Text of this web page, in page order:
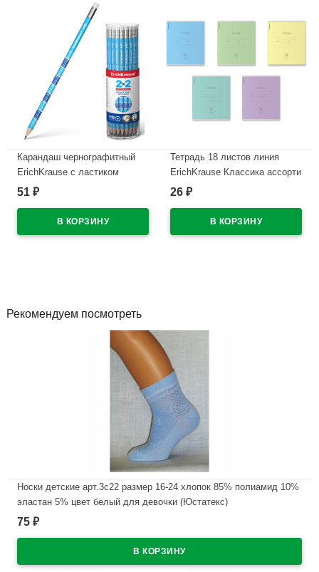
Карандаш чернографитный
ErichKrause с ластиком
Таблица умножения 2x2 HB
51 ₽
Тетрадь 18 листов линия
ErichKrause Классика ассорти
арт.56580
26 ₽
Рекомендуем посмотреть
Носки детские арт.3с22 размер 16-24 хлопок 85% полиамид 10%
эластан 5% цвет белый для девочки (Юстатекс)
В наличии
75 ₽